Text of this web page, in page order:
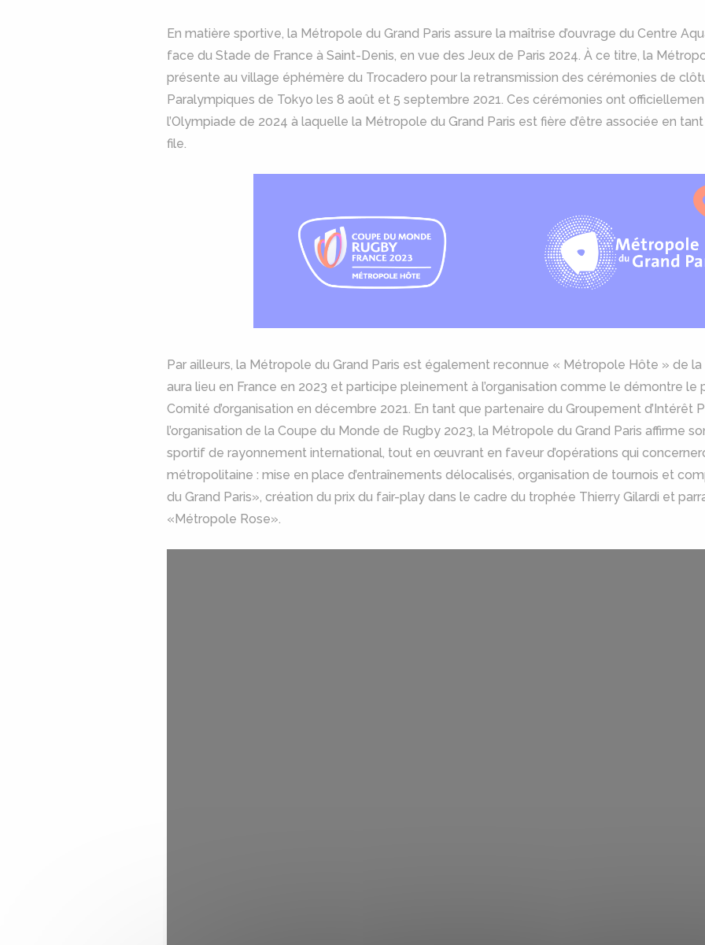
En matière sportive, la Métropole du Grand Paris assure la maîtrise d’ouvrage du Centre
face du Stade de France à Saint-Denis, en vue des Jeux de Paris 2024. À ce titre, la
présente au village éphémère du Trocadero pour la retransmission des cérémonies de
Paralympiques de Tokyo les 8 août et 5 septembre 2021. Ces cérémonies ont
l’Olympiade de 2024 à laquelle la Métropole du Grand Paris est fière d’être associée en
file.
Par ailleurs, la Métropole du Grand Paris est également reconnue « Métropole Hôte » de
aura lieu en France en 2023 et participe pleinement à l’organisation comme le démontre
Comité d’organisation en décembre 2021. En tant que partenaire du Groupement d’Intérêt
l’organisation de la Coupe du Monde de Rugby 2023, la Métropole du Grand Paris affirme
sportif de rayonnement international, tout en œuvrant en faveur d’opérations qui
métropolitaine : mise en place d’entraînements délocalisés, organisation de tournois et
du Grand Paris», création du prix du fair-play dans le cadre du trophée Thierry Gilardi et
«Métropole Rose».